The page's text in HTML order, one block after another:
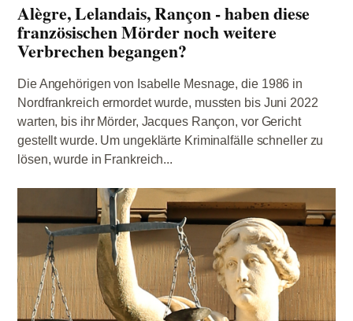
Alègre, Lelandais, Rançon - haben diese
französischen Mörder noch weitere
Verbrechen begangen?
Die Angehörigen von Isabelle Mesnage, die 1986 in
Nordfrankreich ermordet wurde, mussten bis Juni 2022
warten, bis ihr Mörder, Jacques Rançon, vor Gericht
gestellt wurde. Um ungeklärte Kriminalfälle schneller zu
lösen, wurde in Frankreich...